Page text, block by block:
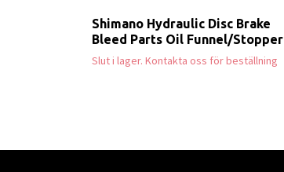
Shimano Hydraulic Disc Brake
Bleed Parts Oil Funnel/Stopper
Slut i lager. Kontakta oss för beställning